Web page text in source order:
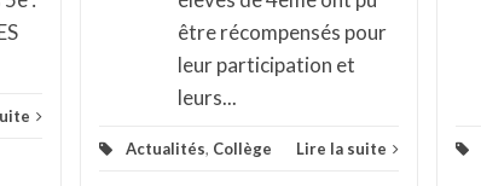
être récompensés pour
leur participation et
leurs...
Actualités, Collège Lire la suite